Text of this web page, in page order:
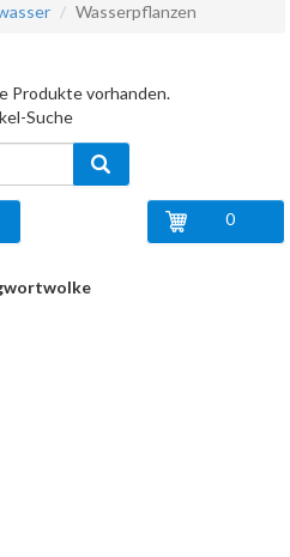
Wasserpflanzen
Produkte vorhanden.
Suche
0